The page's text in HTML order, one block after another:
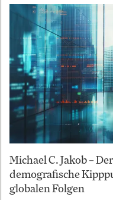
Michael C. Jakob –
demografische
globalen Folgen